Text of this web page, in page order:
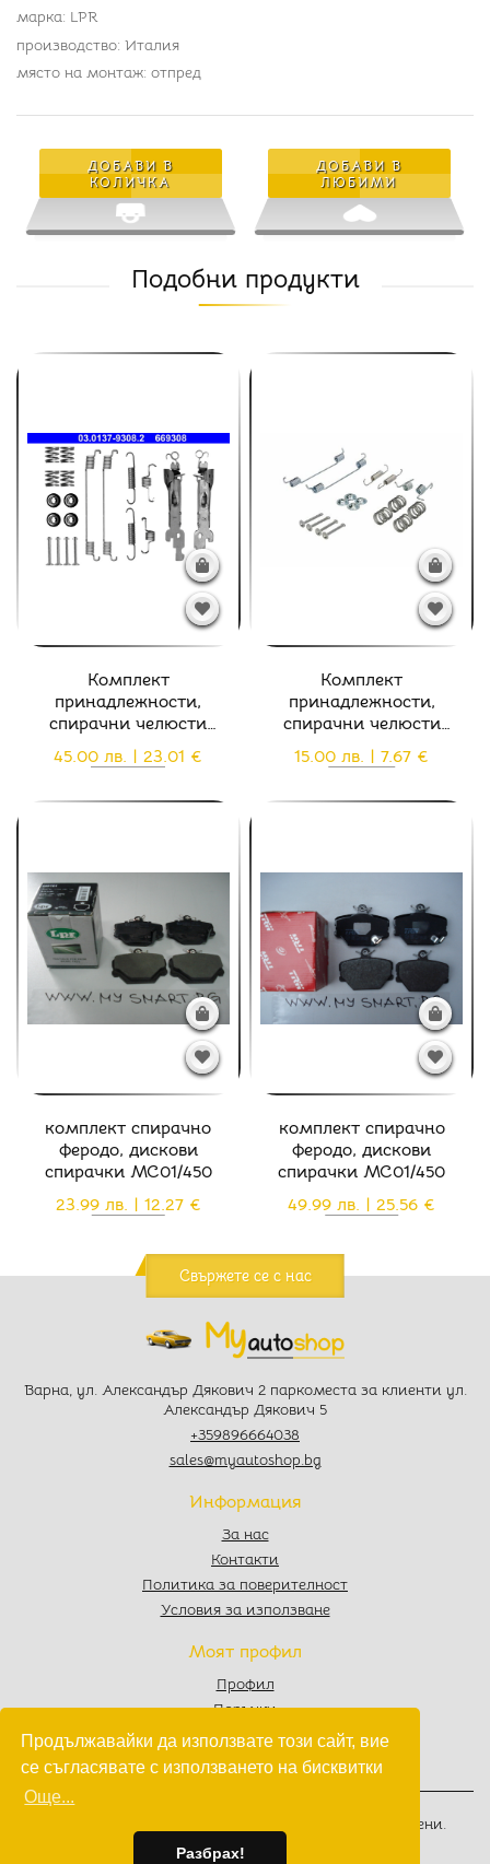
Продължавайки да използвате този сайт, вие
се съгласявате с използването на бисквитки
Още...
Разбрах!
марка: LPR
производство: Италия
място на монтаж: отпред
ДОБАВИ В
КОЛИЧКА
ДОБАВИ В
ЛЮБИМИ
Подобни продукти
Комплект
принадлежности,
спирачни челюсти
MC01/450
45.00 лв. | 23.01 €
Комплект
принадлежности,
спирачни челюсти
MC01/450
15.00 лв. | 7.67 €
комплект спирачно
феродо, дискови
спирачки MC01/450
23.99 лв. | 12.27 €
комплект спирачно
феродо, дискови
спирачки MC01/450
49.99 лв. | 25.56 €
Свържете се с нас
Варна, ул. Александър Дякович 2 паркоместа за клиенти ул.
Александър Дякович 5
+359896664038
sales@myautoshop.bg
Информация
За нас
Контакти
Политика за поверителност
Условия за използване
Моят профил
Профил
Поръчки
Любими
Количка
. Всички права запазени.
Изработка на софтуер